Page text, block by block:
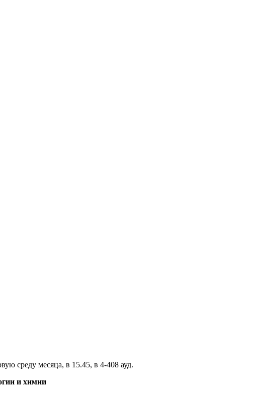
среду месяца, в 15.45, в 4-408 ауд.
и химии